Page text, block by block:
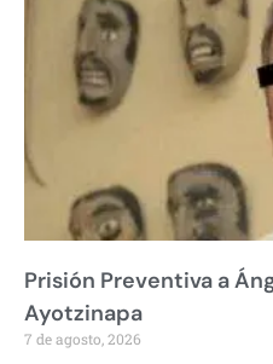
Prisión Preventiva a
Ayotzinapa
7 de agosto, 2026